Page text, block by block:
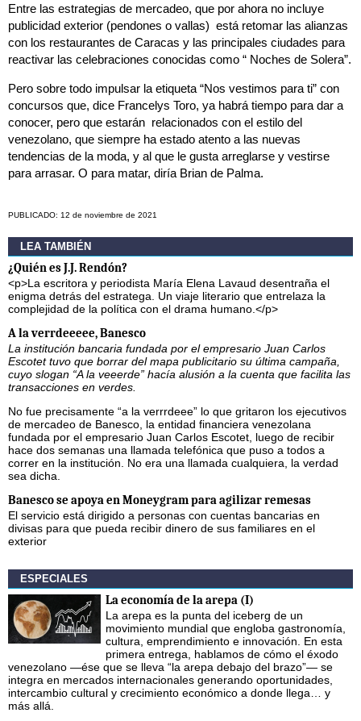
Entre las estrategias de mercadeo, que por ahora no incluye
publicidad exterior (pendones o vallas) está retomar las alianzas
con los restaurantes de Caracas y las principales ciudades para
reactivar las celebraciones conocidas como “ Noches de Solera”.
Pero sobre todo impulsar la etiqueta “Nos vestimos para ti” con
concursos que, dice Francelys Toro, ya habrá tiempo para dar a
conocer, pero que estarán relacionados con el estilo del
venezolano, que siempre ha estado atento a las nuevas
tendencias de la moda, y al que le gusta arreglarse y vestirse
para arrasar. O para matar, diría Brian de Palma.
PUBLICADO: 12 de noviembre de 2021
LEA TAMBIÉN
¿Quién es J.J. Rendón?
<p>La escritora y periodista María Elena Lavaud desentraña el
enigma detrás del estratega. Un viaje literario que entrelaza la
complejidad de la política con el drama humano.</p>
A la verrdeeeee, Banesco
La institución bancaria fundada por el empresario Juan Carlos
Escotet tuvo que borrar del mapa publicitario su última campaña,
cuyo slogan “A la veeerde” hacía alusión a la cuenta que facilita las
transacciones en verdes.
No fue precisamente “a la verrrdeee” lo que gritaron los ejecutivos
de mercadeo de Banesco, la entidad financiera venezolana
fundada por el empresario Juan Carlos Escotet, luego de recibir
hace dos semanas una llamada telefónica que puso a todos a
correr en la institución. No era una llamada cualquiera, la verdad
sea dicha.
Banesco se apoya en Moneygram para agilizar remesas
El servicio está dirigido a personas con cuentas bancarias en
divisas para que pueda recibir dinero de sus familiares en el
exterior
ESPECIALES
La economía de la arepa (I)
La arepa es la punta del iceberg de un
movimiento mundial que engloba gastronomía,
cultura, emprendimiento e innovación. En esta
primera entrega, hablamos de cómo el éxodo
venezolano —ése que se lleva “la arepa debajo del brazo”— se
integra en mercados internacionales generando oportunidades,
intercambio cultural y crecimiento económico a donde llega… y
más allá.